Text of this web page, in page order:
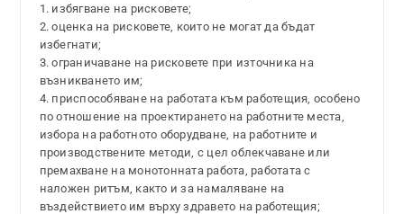
1. избягване на рисковете;
2. оценка на рисковете, които не могат да бъдат
избегнати;
3. ограничаване на рисковете при източника на
възникването им;
4. приспособяване на работата към работещия, особено
по отношение на проектирането на работните места,
избора на работното оборудване, на работните и
производствените методи, с цел облекчаване или
премахване на монотонната работа, работата с
наложен ритъм, както и за намаляване на
въздействието им върху здравето на работещия;